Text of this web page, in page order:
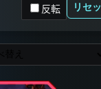
反転 リセ